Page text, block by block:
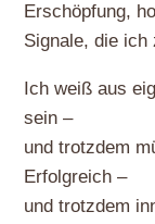
Erschöpfung,
Signale, die ich
Ich weiß aus
sein –
und trotzdem
Erfolgreich –
und trotzdem